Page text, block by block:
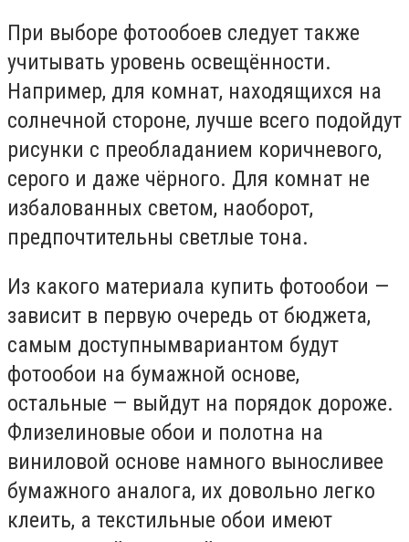
При выборе фотообоев следует также
учитывать уровень освещённости.
Например, для комнат, находящихся на
солнечной стороне, лучше всего подойдут
рисунки с преобладанием коричневого,
серого и даже чёрного. Для комнат не
избалованных светом, наоборот,
предпочтительны светлые тона.
Из какого материала купить фотообои —
зависит в первую очередь от бюджета,
самым доступнымвариантом будут
фотообои на бумажной основе,
остальные — выйдут на порядок дороже.
Флизелиновые обои и полотна на
виниловой основе намного выносливее
бумажного аналога, их довольно легко
клеить, а текстильные обои имеют